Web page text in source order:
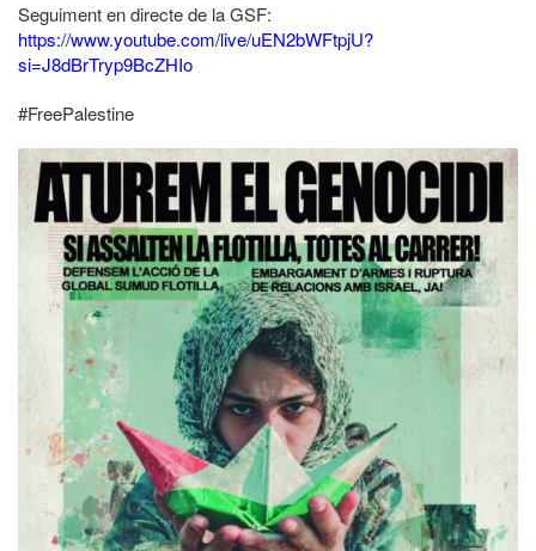
Seguiment en directe de la GSF:
https://www.youtube.com/live/uEN2bWFtpjU?
si=J8dBrTryp9BcZHIo
#FreePalestine